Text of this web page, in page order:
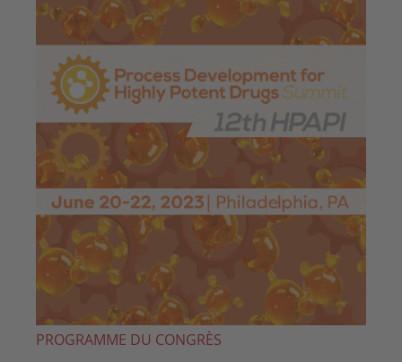
CONGRÈS EN RÉSUMÉ
PROGRAMME DU CONGRÈS